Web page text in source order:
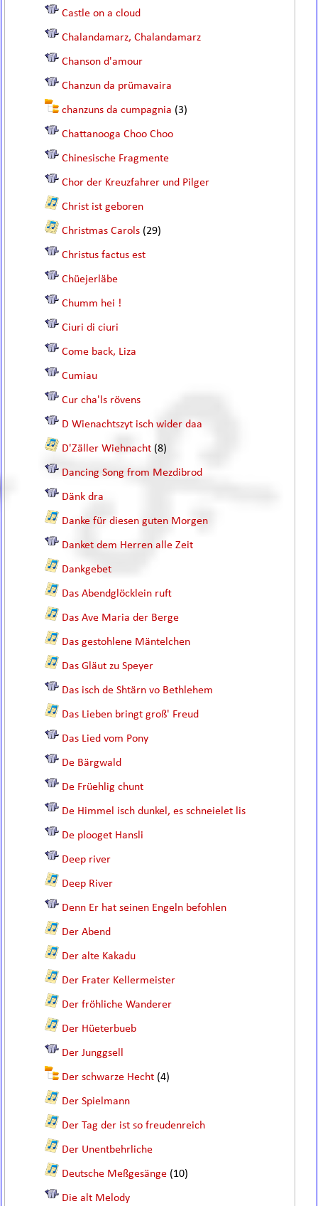
Castle on a cloud
Chalandamarz, Chalandamarz
Chanson d'amour
Chanzun da prümavaira
chanzuns da cumpagnia (3)
Chattanooga Choo Choo
Chinesische Fragmente
Chor der Kreuzfahrer und Pilger
Christ ist geboren
Christmas Carols (29)
Christus factus est
Chüejerläbe
Chumm hei !
Ciuri di ciuri
Come back, Liza
Cumiau
Cur cha'ls rövens
D Wienachtszyt isch wider daa
D'Zäller Wiehnacht (8)
Dancing Song from Mezdibrod
Dänk dra
Danke für diesen guten Morgen
Danket dem Herren alle Zeit
Dankgebet
Das Abendglöcklein ruft
Das Ave Maria der Berge
Das gestohlene Mäntelchen
Das Gläut zu Speyer
Das isch de Shtärn vo Bethlehem
Das Lieben bringt groß' Freud
Das Lied vom Pony
De Bärgwald
De Früehlig chunt
De Himmel isch dunkel, es schneielet lis
De plooget Hansli
Deep river
Deep River
Denn Er hat seinen Engeln befohlen
Der Abend
Der alte Kakadu
Der Frater Kellermeister
Der fröhliche Wanderer
Der Hüeterbueb
Der Junggsell
Der schwarze Hecht (4)
Der Spielmann
Der Tag der ist so freudenreich
Der Unentbehrliche
Deutsche Meßgesänge (10)
Die alt Melody